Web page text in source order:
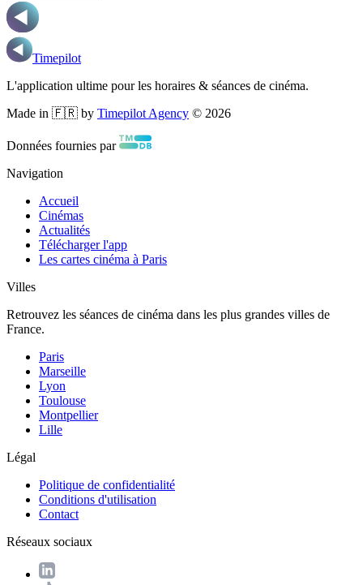
Timepilot
L'application ultime pour les horaires & séances de cinéma.
Made in 🇫🇷 by Timepilot Agency © 2026
Données fournies par
Navigation
Accueil
Cinémas
Actualités
Télécharger l'app
Les cartes cinéma à Paris
Villes
Retrouvez les séances de cinéma dans les plus grandes villes de
France.
Paris
Marseille
Lyon
Toulouse
Montpellier
Lille
Légal
Politique de confidentialité
Conditions d'utilisation
Contact
Réseaux sociaux